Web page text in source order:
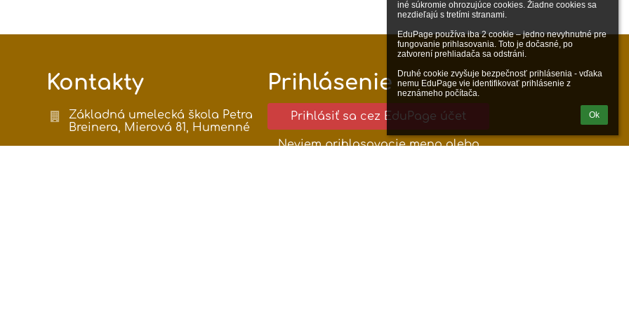
iné súkromie ohrozujúce cookies. Žiadne cookies sa
nezdieľajú s tretími stranami.
EduPage používa iba 2 cookie – jedno nevyhnutné pre
fungovanie prihlasovania. Toto je dočasné, po
zatvorení prehliadača sa odstráni.
Druhé cookie zvyšuje bezpečnosť prihlásenia - vďaka
nemu EduPage vie identifikovať prihlásenie z
neznámeho počítača.
Ok
Kontakty
Základná umelecká škola Petra
Breinera, Mierová 81, Humenné
Prihlásenie
Prihlásiť sa cez EduPage účet
Neviem prihlasovacie meno alebo